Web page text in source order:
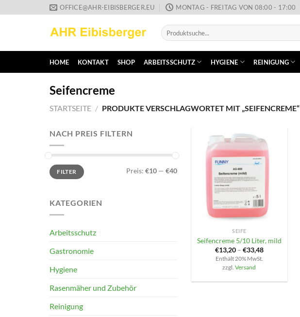
Inhalt
OFFICE@AHR-EIBISBERGER.EU MONTAG - FREITAG VON 08:00 - 17:00
Suche
nach:
HOME KONTAKT SHOP ARBEITSSCHUTZ HYGIENE REINIGUNG
Seifencreme
STARTSEITE / PRODUKTE VERSCHLAGWORTET MIT „SEIFENCREME“
NACH PREIS FILTERN
Min.
Preis
Max.
PreisFILTER Preis: €10— €40
KATEGORIEN
Arbeitsschutz
Gastronomie
Hygiene
Rasenmäher und Zubehör
Reinigung
SEIFE
Seifencreme 5/10 Liter, mild
€13,20– €33,48
Enthält 20% MwSt.
zzgl.Versand